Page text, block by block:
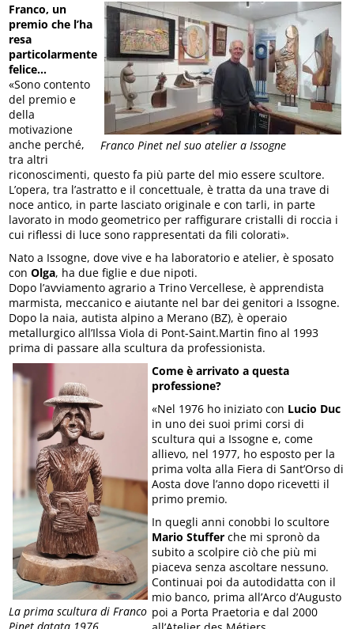
Franco Pinet nel suo atelier a Issogne
Franco, un
premio che l’ha
resa
particolarmente
felice…
«Sono contento
del premio e
della
motivazione
anche perché,
tra altri
riconoscimenti, questo fa più parte del mio essere scultore.
L’opera, tra l’astratto e il concettuale, è tratta da una trave di
noce antico, in parte lasciato originale e con tarli, in parte
lavorato in modo geometrico per raffigurare cristalli di roccia i
cui riflessi di luce sono rappresentati da fili colorati».
Nato a Issogne, dove vive e ha laboratorio e atelier, è sposato
conOlga, ha due figlie e due nipoti.
Dopo l’avviamento agrario a Trino Vercellese, è apprendista
marmista, meccanico e aiutante nel bar dei genitori a Issogne.
Dopo la naia, autista alpino a Merano (BZ), è operaio
metallurgico all’Ilssa Viola di Pont-Saint.Martin fino al 1993
prima di passare alla scultura da professionista.
La prima scultura di Franco
Come è arrivato a questa
professione?
«Nel 1976 ho iniziato con Lucio Duc
in uno dei suoi primi corsi di
scultura qui a Issogne e, come
allievo, nel 1977, ho esposto per la
prima volta alla Fiera di Sant’Orso di
Aosta dove l’anno dopo ricevetti il
primo premio.
In quegli anni conobbi lo scultore
Mario Stuffer che mi spronò da
subito a scolpire ciò che più mi
piaceva senza ascoltare nessuno.
Continuai poi da autodidatta con il
mio banco, prima all’Arco d’Augusto
poi a Porta Praetoria e dal 2000